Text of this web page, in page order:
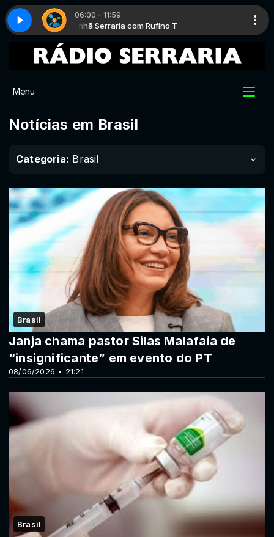
06:00 - 11:59
Manhã Serraria com Rufino T Manhã
Top classic - Parte 6 Top
Menu
Notícias em Brasil
Categoria: Brasil
Brasil
08/06/2026 • 21:21
Janja chama pastor Silas Malafaia de
“insignificante” em evento do PT
Brasil